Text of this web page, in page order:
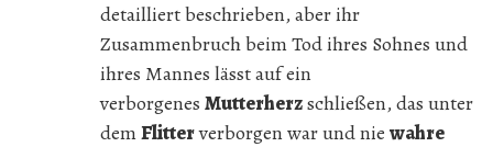
detailliert beschrieben, aber ihr
Zusammenbruch beim Tod ihres Sohnes und
ihres Mannes lässt auf ein
verborgenes Mutterherzschließen, das unter
demFlitterverborgen war und nie wahre